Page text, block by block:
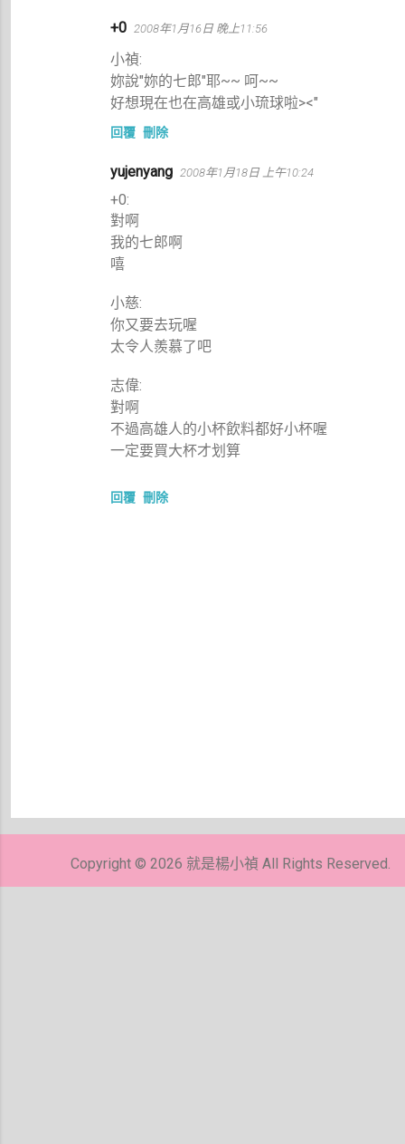
+0 2008年1月16日 晚上11:56
小禎:
妳說"妳的七郎"耶~~ 呵~~
好想現在也在高雄或小琉球啦><"
回覆 刪除
yujenyang 2008年1月18日 上午10:24
+0:
對啊
我的七郎啊
嘻
小慈:
你又要去玩喔
太令人羨慕了吧
志偉:
對啊
不過高雄人的小杯飲料都好小杯喔
一定要買大杯才划算
回覆 刪除
貼
Copyright © 2026 就是楊小禎 All Rights Reserved.